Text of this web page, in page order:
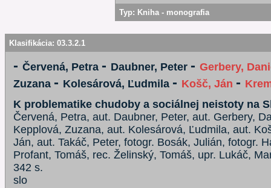
Typ: Kniha - monografia
Klasifikácia: 03.3.2.1
- Červená, Petra - Daubner, Peter - Gerbery,
Zuzana - Kolesárová, Ľudmila - Košč, Ján -
K problematike chudoby a sociálnej neistoty na
Červená, Petra, aut. Daubner, Peter, aut. Gerbery,
Kepplová, Zuzana, aut. Kolesárová, Ľudmila, aut.
Ján, aut. Takáč, Peter, fotogr. Bosák, Julián, fotogr.
Profant, Tomáš, rec. Želinský, Tomáš, upr. Lukáč,
342 s.
slo